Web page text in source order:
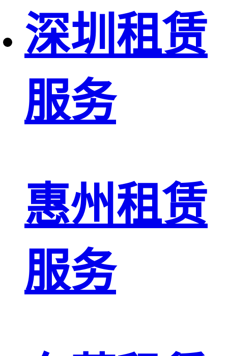
深圳租赁
服务
惠州租赁
服务